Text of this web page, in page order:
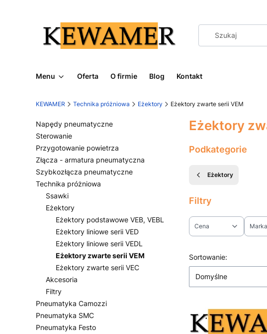
Menu Oferta O firmie Blog Kontakt
KEWAMER Technika próżniowa Eżektory Eżektory zwarte serii VEM
Napędy pneumatyczne
Sterowanie
Przygotowanie powietrza
Złącza - armatura pneumatyczna
Szybkozłącza pneumatyczne
Technika próżniowa
Ssawki
Eżektory
Eżektory podstawowe VEB, VEBL
Eżektory liniowe serii VED
Eżektory liniowe serii VEDL
Eżektory zwarte serii VEM
Eżektory zwarte serii VEC
Akcesoria
Filtry
Pneumatyka Camozzi
Pneumatyka SMC
Pneumatyka Festo
Eżektory
Podkategorie
Eżektory
Filtry
Cena Marka
Lista
Sortowanie:
Domyślne